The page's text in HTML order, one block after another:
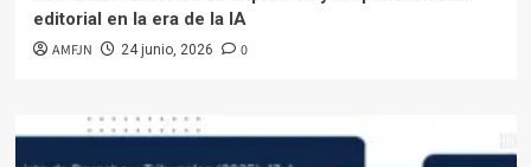
editorial en la era de la IA
AMFJN 24 junio, 2026 0